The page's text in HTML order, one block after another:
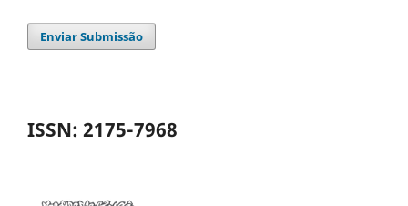
Enviar Submissão
ISSN: 2175-7968